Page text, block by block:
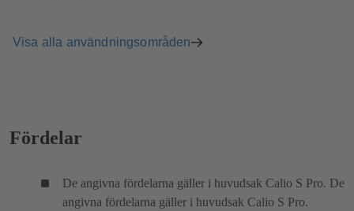
Visa alla användningsområden
Fördelar
De angivna fördelarna gäller i huvudsak Calio S Pro. De
angivna fördelarna gäller i huvudsak Calio S Pro.